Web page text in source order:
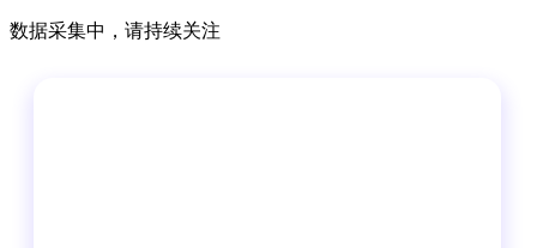
数据采集中，请持续关注